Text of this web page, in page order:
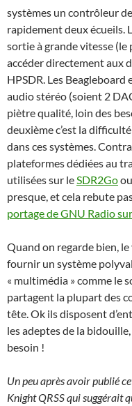
systèmes un contrôleur
rapidement deux écueils.
sortie à grande vitesse
accéder directement aux
HPSDR. Les
audio stéréo (soient 2
piètre qualité, loin des
deuxième c’est la
dans ces systèmes.
plateformes dédiées au
utilisées sur leSDR2Go
presque, et cela rebute
portage de GNU Radio
Quand on regarde bien, le
fournir un système
« multimédia » comme le
partagent la plupart des
tête. Ok ils disposent
les adeptes de la
besoin !
Un peu après avoir publié
Knight QRSS qui suggérait